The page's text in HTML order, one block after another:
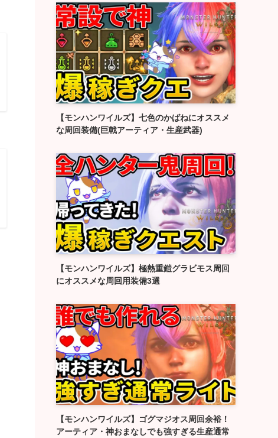
【モンハンワイルズ】七色のかばねにオススメ
な周回装備(巨戟アーティア・生産武器)
【モンハンワイルズ】極熱重鎧グラビモス周回
にオススメな周回用装備3選
【モンハンワイルズ】ゴグマジオス周回余裕！
アーティア・神おまなしでも強すぎる生産通常